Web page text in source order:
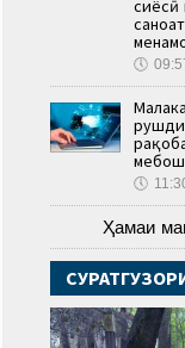
сиёсӣ
🕔
🕔
Ҳамаи